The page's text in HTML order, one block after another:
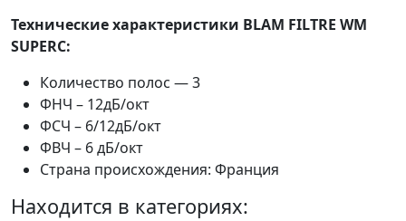
Технические характеристики BLAM FILTRE WM
SUPERC:
Количество полос — 3
ФНЧ – 12дБ/окт
ФСЧ – 6/12дБ/окт
ФВЧ – 6 дБ/окт
Страна происхождения: Франция
Находится в категориях: